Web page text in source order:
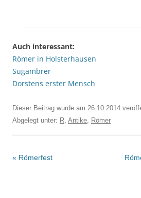
Auch interessant:
Römer in Holsterhausen
Sugambrer
Dorstens erster Mensch
Dieser Beitrag wurde am 26.10.2014
Abgelegt unter: R, Antike, Römer
Beitrags-
« Römerfest